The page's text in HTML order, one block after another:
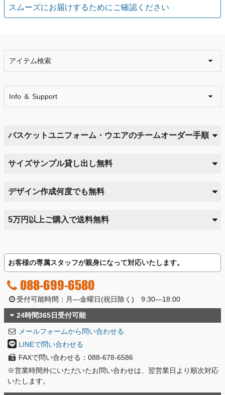
スムーズにお届けするためにご確認ください
アイテム検索
Info ＆ Support
バスケットユニフォーム・ウエアのチームオーダー手順
サイズサンプル貸し出し無料
デザイン作成何度でも無料
5万円以上ご購入で送料無料
お客様の専属スタッフが親身になって対応いたします。
088-699-6580
受付可能時間：月―金曜日(祝日除く) 9:30―18:00
24時間365日受付可能
メールフォームから問い合わせる
LINEで問い合わせる
FAXで問い合わせる：088-678-6586
※営業時間外にいただいたお問い合わせは、翌営業日より順次対応
いたします。